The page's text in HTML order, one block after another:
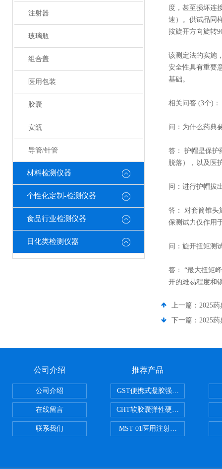
注射器
玻璃瓶
组合盖
医用包装
胶囊
安瓿
导管/针管
材料检测仪器
个性化定制-检测仪器
食品行业检测仪器
日化类检测仪器
度，甚至损坏连
速）。供试品同
按旋开方向旋转
该测定法的实施
安全性具有重要
基础。
相关问答 (3个)：
问：为什么药典
答： 护帽是保护
脱落），以及医
问：进行护帽拔
答： 对套筒锥头
保测试力仅作用
问：旋开扭矩测
答： “最大扭矩
开的难易程度和
上一篇： 2025
下一篇： 2025
公司介绍
公司介绍
在线留言
联系我们
推荐产品
GST便携式凝胶强度测定仪
CHT软胶囊弹性硬度测试仪
MST-01医用注射器测试仪